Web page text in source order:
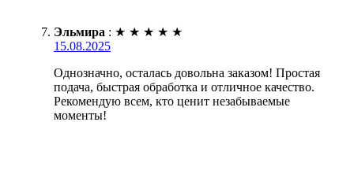
Эльмира : ★ ★ ★ ★ ★
15.08.2025
Однозначно, осталась довольна заказом! Простая
подача, быстрая обработка и отличное качество.
Рекомендую всем, кто ценит незабываемые
моменты!